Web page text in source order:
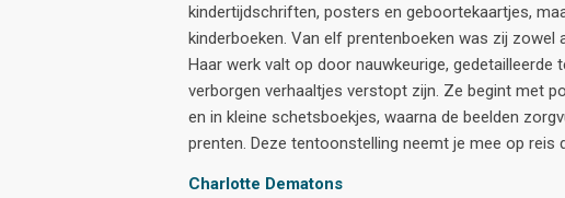
kindertijdschriften, posters en geboortekaartjes,
kinderboeken. Van elf prentenboeken was zij zowel
Haar werk valt op door nauwkeurige, gedetailleerde
verborgen verhaaltjes verstopt zijn. Ze begint met
en in kleine schetsboekjes, waarna de beelden
prenten. Deze tentoonstelling neemt je mee op reis
Charlotte Dematons